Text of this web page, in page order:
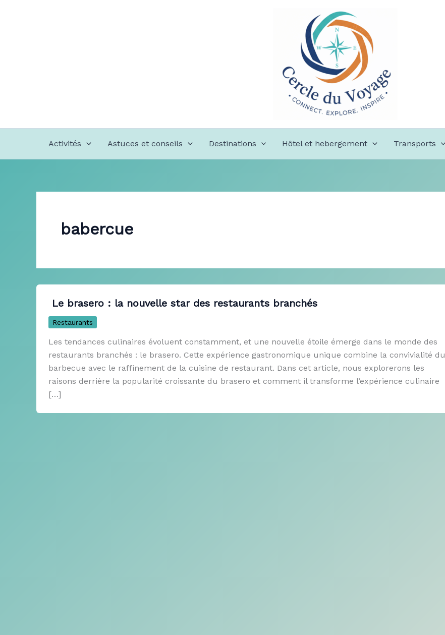
Activités Astuces et conseils Destinations Hôtel et hebergement Transports
babercue
Le brasero : la nouvelle star des restaurants branchés
Restaurants
Les tendances culinaires évoluent constamment, et une nouvelle étoile émerge dans le monde des
restaurants branchés : le brasero. Cette expérience gastronomique unique combine la convivialité du
barbecue avec le raffinement de la cuisine de restaurant. Dans cet article, nous explorerons les
raisons derrière la popularité croissante du brasero et comment il transforme l’expérience culinaire
[…]